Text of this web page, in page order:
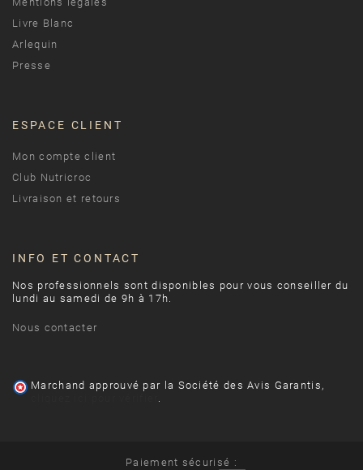
Livre Blanc
Arlequin
Presse
ESPACE CLIENT
Mon compte client
Club Nutricroc
Livraison et retours
INFO ET CONTACT
Nos professionnels sont disponibles pour vous conseiller du
lundi au samedi de 9h à 17h.
Nous contacter
Marchand approuvé par la Société des Avis Garantis,
.
Paiement sécurisé :